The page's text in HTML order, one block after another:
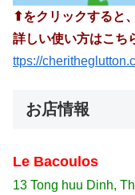
⬆︎をクリックすると
詳しい使い方はこち
ttps://
お店情報
Le Bacoulos
13 Tong huu Dinh,